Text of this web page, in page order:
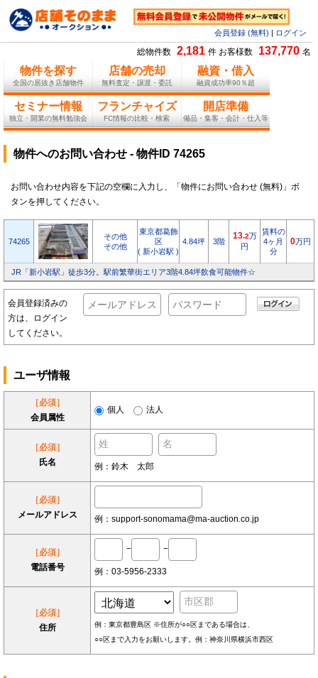
会員登録 (無料) ログイン
総物件数 2,181 件 お客様数 137,770 名
物件を探す
全国の居抜き店舗物件
店舗の売却
無料査定・譲渡・委託
融資・借入
融資成功率90％超
セミナー情報
独立・開業の無料勉強会
フランチャイズ
FC情報の比較・検索
開店準備
備品・集客・会計・仕入等
物件へのお問い合わせ - 物件ID 74265
お問い合わせ内容を下記の空欄に入力し、「物件にお問い合わせ (無料)」ボ
タンを押してください。
74265
その他
その他
東京都葛飾
区
( 新小岩駅 )
4.84坪 3階
13.2万
円
賃料の
4ヶ月
分
0万円
JR「新小岩駅」徒歩3分。駅前繁華街エリア3階4.84坪飲食可能物件☆
会員登録済みの
方は、ログイン
してください。
ユーザ情報
［必須］
会員属性
個人 法人
［必須］
氏名
例：鈴木 太郎
［必須］
メールアドレス
例：support-sonomama@ma-auction.co.jp
［必須］
電話番号
− −
例：03-5956-2333
［必須］
住所
例：東京都豊島区 ※住所が○○区まである場合は、
○○区まで入力をお願いします。例：神奈川県横浜市西区